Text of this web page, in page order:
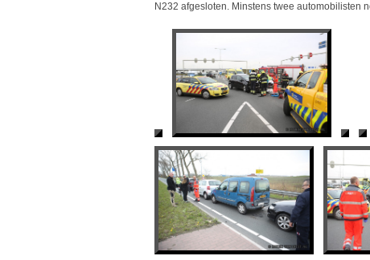
N232 afgesloten. Minstens twee automobilisten